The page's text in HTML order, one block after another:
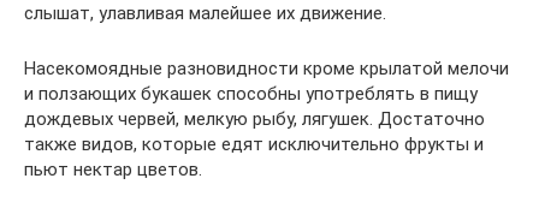
слышат, улавливая малейшее их движение.
Насекомоядные разновидности кроме крылатой мелочи
и ползающих букашек способны употреблять в пищу
дождевых червей, мелкую рыбу, лягушек. Достаточно
также видов, которые едят исключительно фрукты и
пьют нектар цветов.